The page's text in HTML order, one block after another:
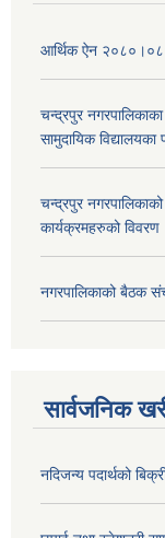
आर्थिक ऐन
चन्द्रपुर
सामुदायिक
चन्द्रपुर
कार्यक्रमहरुको विवरण
नगरपालिकाको बैठक
सार्वजनिक
नदिजन्य पदार्थको